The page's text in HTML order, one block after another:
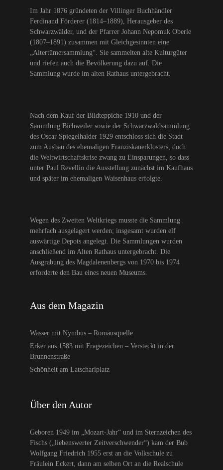
Im Jahr 1876 gründeten der Villinger Buchhändler
Ferdinand Förderer (1814–1889), Herausgeber des
Schwarzwälder, und der Pfarrer Johann Nepomuk Oberle
(1807–1891) zusammen mit Gleichgesinnten eine
„Altertümersammlung“. Sie sammelten alte Kulturgüter
und riefen auch die Bevölkerung dazu auf. Die
Sammlung wurde im alten Rathaus untergebracht.
Nach dem Kauf der Bildteppiche 1910 und der
Sammlung Bichweiler sowie der Schwarzwaldsammlung
des Oscar Spiegelhalder 1929 entschloss sich die Stadt
zum Ausbau des ehemaligen Franziskanerklosters, doch
die Weltwirtschaftskrise zwang zu Einsparungen, so dass
unter Paul Revellio die Ausstellung zunächst im Kaufhaus
und später im ehemaligen Waisenhaus erfolgte.
Wegen des Zweiten Weltkriegs musste die Sammlung
mehrfach ausgelagert werden; insgesamt wurden elf
auswärtige Depots angelegt. Die Sammlungen wurden
anschließend im Alten Rathaus untergebracht. Die
Ausgrabung des Magdalenenbergs von 1970 bis 1974
erforderte den Bau eines neuen Museums.
Aus dem Magazin
Wasser mit Nymbus – Romäusquelle
Erker aus 1583 mit Fragezeichen – Versteckt in der
Brunnenstraße
Schönheit am Latschariplatz
Über den Autor
Geboren 1949 im „Mozart-Jahr“ und im Sternzeichen des
Fischs („liebenswerter Zeitverschwender“) kam der Bub
Wolfgang Friedrich 1955 erst an die Volkschule zu
Fräulein Eckert, dann am selben Ort an die Realschule